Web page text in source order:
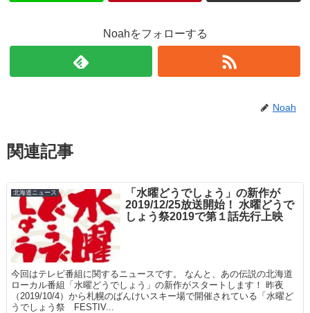
Noahをフォローする
Noah
関連記事
北海道ニュース
「水曜どうでしょう」の新作が
2019/12/25放送開始！ 水曜どうで
しょう祭2019で第１話先行上映
今回はテレビ番組に関するニュースです。 なんと、あの伝説の北海道
ローカル番組「水曜どうでしょう」の新作がスタートします！ 昨夜
（2019/10/4）から札幌のばんけいスキー場で開催されている「水曜ど
うでしょう祭 FESTIV...